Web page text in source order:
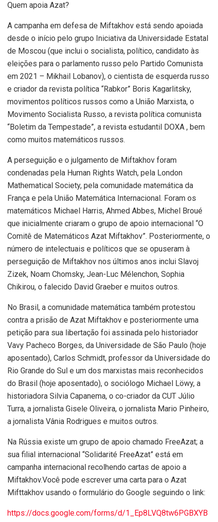
Quem apoia Azat?
A campanha em defesa de Miftakhov está sendo apoiada
desde o início pelo grupo Iniciativa da Universidade Estatal
de Moscou (que inclui o socialista, político, candidato às
eleições para o parlamento russo pelo Partido Comunista
em 2021 – Mikhail Lobanov), o cientista de esquerda russo
e criador da revista política “Rabkor” Boris Kagarlitsky,
movimentos políticos russos como a União Marxista, o
Movimento Socialista Russo, a revista política comunista
“Boletim da Tempestade”, a revista estudantil DOXA , bem
como muitos matemáticos russos.
A perseguição e o julgamento de Miftakhov foram
condenadas pela Human Rights Watch, pela London
Mathematical Society, pela comunidade matemática da
França e pela União Matemática Internacional. Foram os
matemáticos Michael Harris, Ahmed Abbes, Michel Broué
que inicialmente criaram o grupo de apoio internacional “O
Comitê de Matemáticos Azat Miftakhov”. Posteriormente, o
número de intelectuais e políticos que se opuseram à
perseguição de Miftakhov nos últimos anos inclui Slavoj
Zizek, Noam Chomsky, Jean-Luc Mélenchon, Sophia
Chikirou, o falecido David Graeber e muitos outros.
No Brasil, a comunidade matemática também protestou
contra a prisão de Azat Miftakhov e posteriormente uma
petição para sua libertação foi assinada pelo historiador
Vavy Pacheco Borges, da Universidade de São Paulo (hoje
aposentado), Carlos Schmidt, professor da Universidade do
Rio Grande do Sul e um dos marxistas mais reconhecidos
do Brasil (hoje aposentado), o sociólogo Michael Löwy, a
historiadora Silvia Capanema, o co-criador da CUT Júlio
Turra, a jornalista Gisele Oliveira, o jornalista Mario Pinheiro,
a jornalista Vânia Rodrigues e muitos outros.
Na Rússia existe um grupo de apoio chamado FreeAzat; a
sua filial internacional “Solidarité FreeAzat” está em
campanha internacional recolhendo cartas de apoio a
Miftakhov.Você pode escrever uma carta para o Azat
Mifttakhov usando o formulário do Google seguindo o link:
https://docs.google.com/forms/d/1_Ep8LVQ8tw6PGBXYB